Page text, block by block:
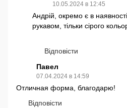
10.05.2024 в 12:45
Андрій, окремо є в
рукавом, тільки сірого
Відповісти
Павел
07.04.2024 в 14:59
Отличная форма, благодарю!
Відповісти